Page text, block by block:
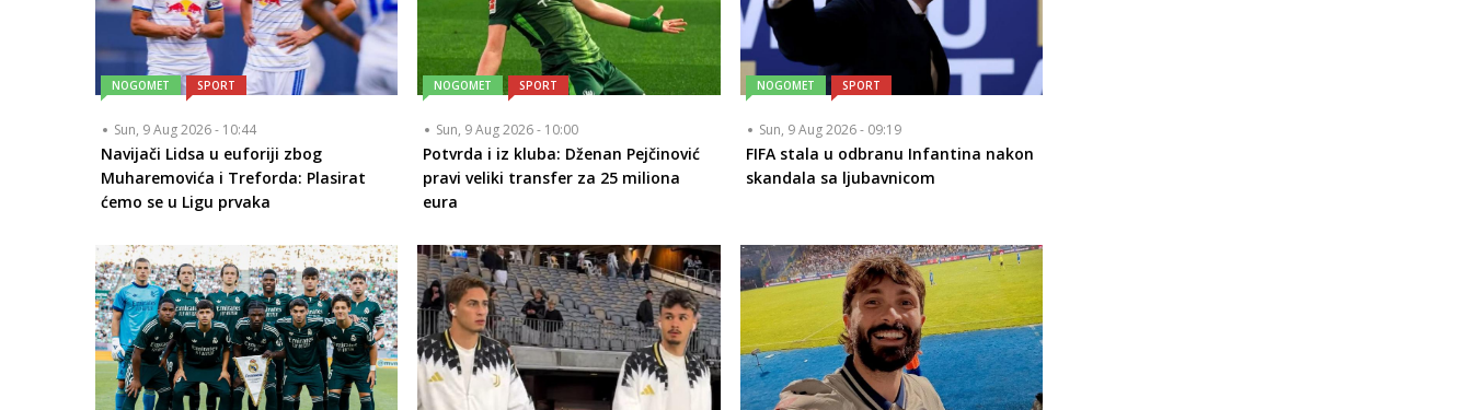
NOGOMET SPORT
Sun, 9 Aug 2026 - 10:44
Navijači Lidsa u euforiji zbog
Muharemovića i Treforda: Plasirat
ćemo se u Ligu prvaka
NOGOMET SPORT
Sun, 9 Aug 2026 - 10:00
Potvrda i iz kluba: Dženan Pejčinović
pravi veliki transfer za 25 miliona
eura
NOGOMET SPORT
Sun, 9 Aug 2026 - 09:19
FIFA stala u odbranu Infantina nakon
skandala sa ljubavnicom